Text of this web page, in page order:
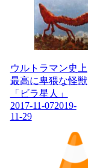
ウルトラマン史上
最高に卑猥な怪獣
「ビラ星人」
2017-11-072019-
11-29